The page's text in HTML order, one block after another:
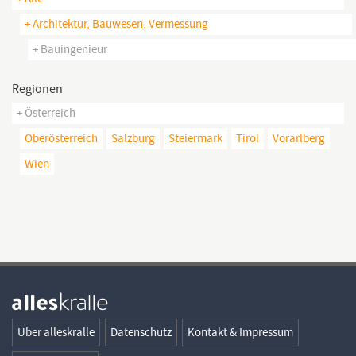
+ Architektur, Bauwesen, Vermessung
+ Bauingenieur
Regionen
+ Österreich
Oberösterreich
Salzburg Steiermark Tirol
Vorarlberg
Wien
Über alleskralle Datenschutz Kontakt & Impressum